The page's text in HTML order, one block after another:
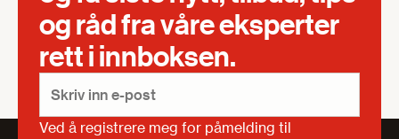
og råd fra våre eksperter
rett i innboksen.
Ved å registrere meg for påmelding til